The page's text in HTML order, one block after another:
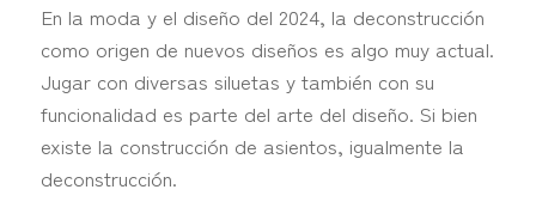
En la moda y el diseño del 2024, la deconstrucción
como origen de nuevos diseños es algo muy actual.
Jugar con diversas siluetas y también con su
funcionalidad es parte del arte del diseño. Si bien
existe la construcción de asientos, igualmente la
deconstrucción.